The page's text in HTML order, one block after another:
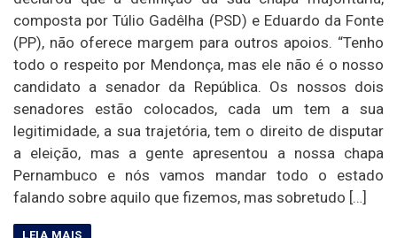
composta por Túlio Gadêlha (PSD) e Eduardo da Fonte
(PP), não oferece margem para outros apoios. “Tenho
todo o respeito por Mendonça, mas ele não é o nosso
candidato a senador da República. Os nossos dois
senadores estão colocados, cada um tem a sua
legitimidade, a sua trajetória, tem o direito de disputar
a eleição, mas a gente apresentou a nossa chapa
Pernambuco e nós vamos mandar todo o estado
falando sobre aquilo que fizemos, mas sobretudo […]